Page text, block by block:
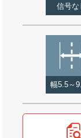
信号な
幅5.5～